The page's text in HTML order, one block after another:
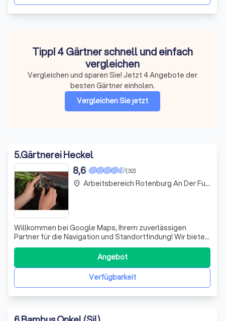
Tipp! 4 Gärtner schnell und einfach
vergleichen
Vergleichen und sparen Sie! Jetzt 4 Angebote der
besten Gärtner einholen.
Vergleichen Sie jetzt
5.Gärtnerei Heckel
(32)
8,6
Willkommen bei Google Maps, Ihrem zuverlässigen
Partner für die Navigation und Standortfindung! Wir bieten
Ihnen einen erstklassigen Online-Kartendienst, der Ihnen
hilft, sich in der digitalen Welt zurechtzufinden. Mit
unserer Google Maps API präsentieren wir Ihnen
interaktive Karten, die nicht nur
Verfügbarkeit
Angebot
place Arbeitsbereich Rotenburg An Der Fulda